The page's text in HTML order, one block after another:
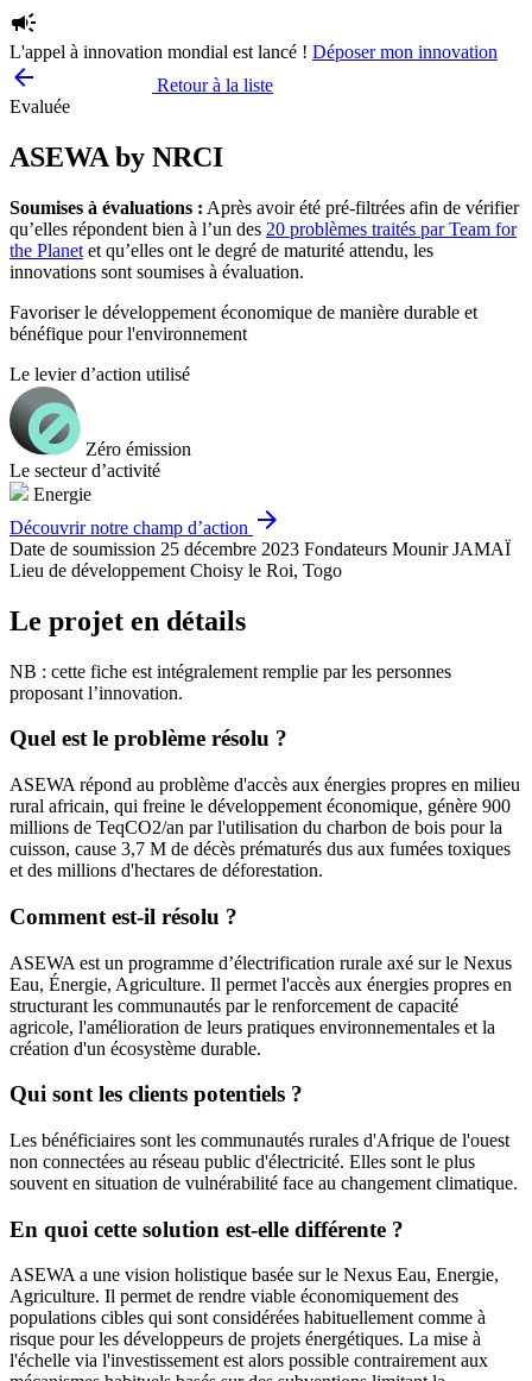
campaign
L'appel à innovation mondial est lancé ! Déposer mon innovation
arrow_backward
Retour à la liste
Evaluée
ASEWA by NRCI
Soumises à évaluations : Après avoir été pré-filtrées afin de vérifier
qu’elles répondent bien à l’un des 20 problèmes traités par Team for
the Planet et qu’elles ont le degré de maturité attendu, les
innovations sont soumises à évaluation.
Favoriser le développement économique de manière durable et
bénéfique pour l'environnement
Le levier d’action utilisé
Zéro émission
Le secteur d’activité
Energie
Découvrir notre champ d’action arrow_forward
Date de soumission 25 décembre 2023 Fondateurs Mounir JAMAÏ
Lieu de développement Choisy le Roi, Togo
Le projet en détails
NB : cette fiche est intégralement remplie par les personnes
proposant l’innovation.
Quel est le problème résolu ?
ASEWA répond au problème d'accès aux énergies propres en milieu
rural africain, qui freine le développement économique, génère 900
millions de TeqCO2/an par l'utilisation du charbon de bois pour la
cuisson, cause 3,7 M de décès prématurés dus aux fumées toxiques
et des millions d'hectares de déforestation.
Comment est-il résolu ?
ASEWA est un programme d’électrification rurale axé sur le Nexus
Eau, Énergie, Agriculture. Il permet l'accès aux énergies propres en
structurant les communautés par le renforcement de capacité
agricole, l'amélioration de leurs pratiques environnementales et la
création d'un écosystème durable.
Qui sont les clients potentiels ?
Les bénéficiaires sont les communautés rurales d'Afrique de l'ouest
non connectées au réseau public d'électricité. Elles sont le plus
souvent en situation de vulnérabilité face au changement climatique.
En quoi cette solution est-elle différente ?
ASEWA a une vision holistique basée sur le Nexus Eau, Energie,
Agriculture. Il permet de rendre viable économiquement des
populations cibles qui sont considérées habituellement comme à
risque pour les développeurs de projets énergétiques. La mise à
l'échelle via l'investissement est alors possible contrairement aux